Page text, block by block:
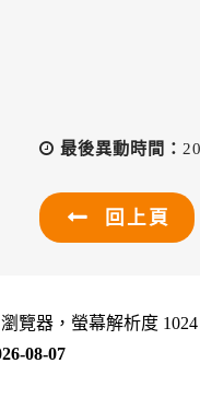
最後異動時間：
回上頁
覽器，螢幕解析度
08-07